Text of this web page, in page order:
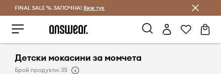
Спестявай с Answear Club
FINAL SALE % ЗАПОЧНА! Виж тук
Детски мокасини за момчета
Брой продукти: 35